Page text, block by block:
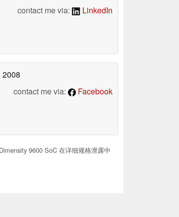
contact me via:
LinkedIn
2008
contact me via:
Facebook
9600 SoC 在详细规格泄露中